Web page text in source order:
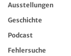
Ausstellungen
Geschichte
Podcast
Fehlersuche